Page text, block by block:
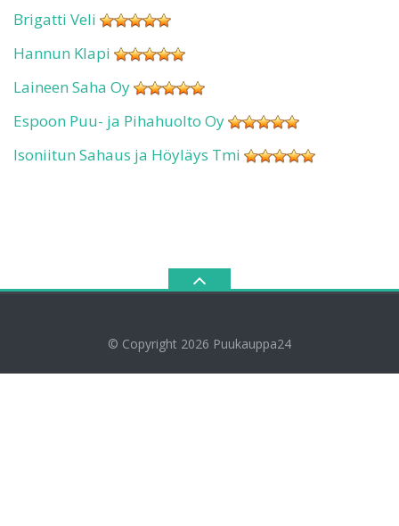
Brigatti Veli
Hannun Klapi
Laineen Saha Oy
Espoon Puu- ja Pihahuolto Oy
Isoniitun Sahaus ja Höyläys Tmi
© Copyright 2026 Puukauppa24